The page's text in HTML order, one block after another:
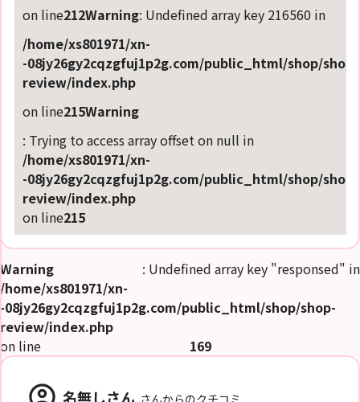
on line212Warning: Undefined array key 216560 in
/home/xs801971/xn-
-08jy26gy2cqzgfuj1p2g.com/public_html/shop/shop-
review/index.php
on line215Warning
: Trying to access array offset on null in
/home/xs801971/xn-
-08jy26gy2cqzgfuj1p2g.com/public_html/shop/shop-
review/index.php
on line215
Warning
: Undefined array key "responsed" in
/home/xs801971/xn-
-08jy26gy2cqzgfuj1p2g.com/public_html/shop/shop-
review/index.php
on line
169
名無しさん さんからのクチコミ